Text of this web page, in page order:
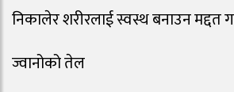
निकालेर शरीरलाई स्वस्थ बनाउन मद्दत
ज्वानोको तेल